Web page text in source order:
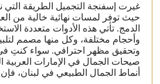
غيرت إسفنجة التجميل الطريقة التي
حيث توفر لمسات نهائية خالية من
الدمج. تأتي هذه الأدوات متعددة
وأحجام مختلفة، وكل منها مصمم
وتحقيق مظهر احترافي. سواء كنتِ
صيحات الجمال في الإمارات العربية
أنماط الجمال الطبيعي في لبنان،